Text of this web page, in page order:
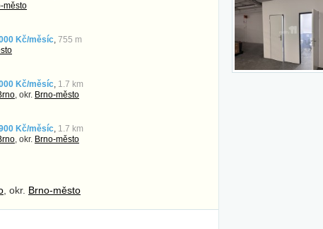
město
Kč/měsíc 755 m
Kč/měsíc 1.7 km
, okr. Brno-město
Kč/měsíc 1.7 km
, okr. Brno-město
, okr. Brno-město